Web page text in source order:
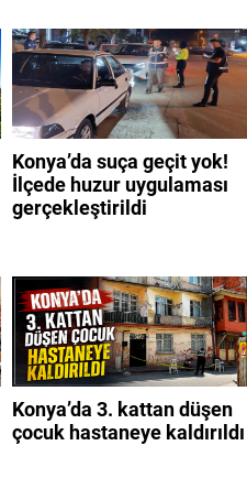
Konya’da suça geçit yok!
İlçede huzur uygulaması
gerçekleştirildi
Konya’da 3. kattan düşen
çocuk hastaneye kaldırıldı